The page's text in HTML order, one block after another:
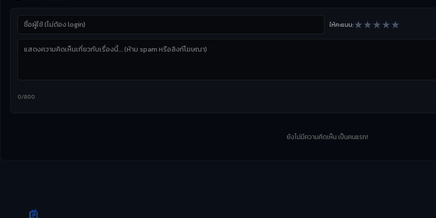
ให้คะแนน:★★★★★
0/800
ยังไม่มีความคิดเห็น เป็นคนแรก!